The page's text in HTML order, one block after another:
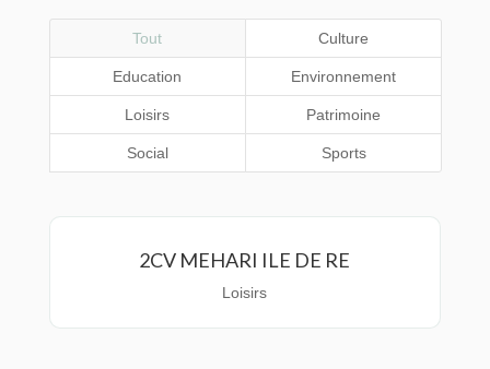
Tout Culture
Education Environnement
Loisirs Patrimoine
Social Sports
2CV MEHARI ILE DE RE
Loisirs